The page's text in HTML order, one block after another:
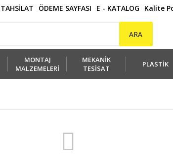
TAHSİLAT ÖDEME SAYFASI E - KATALOG Kalite
ARA
MONTAJ
MALZEMELERİ
MEKANİK
TESİSAT
PLASTİK